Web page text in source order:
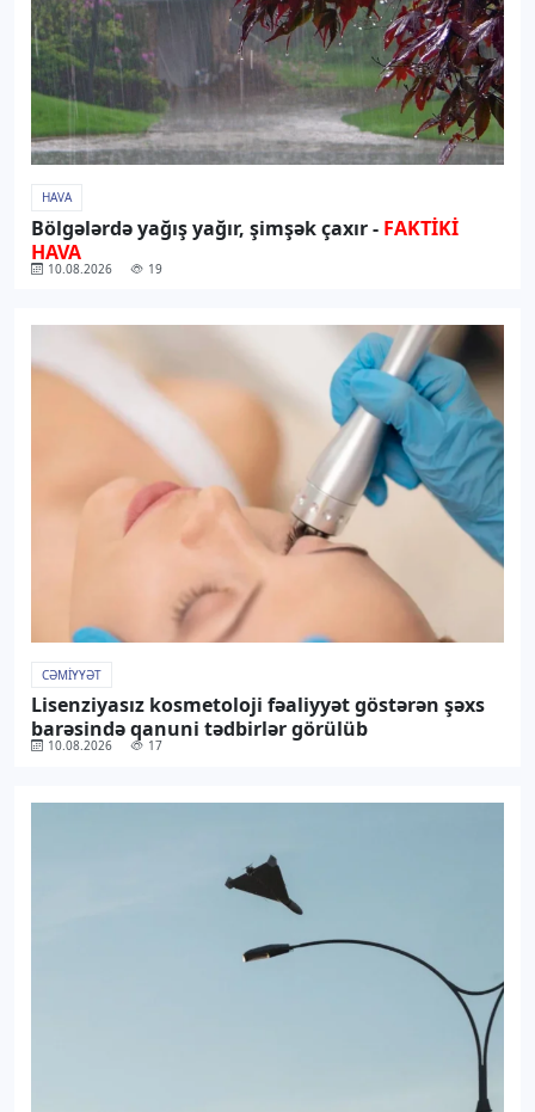
HAVA
Bölgələrdə yağış yağır, şimşək çaxır -FAKTİKİ
HAVA
10.08.2026 19
CƏMIYYƏT
Lisenziyasız kosmetoloji fəaliyyət göstərən şəxs
barəsində qanuni tədbirlər görülüb
10.08.2026 17